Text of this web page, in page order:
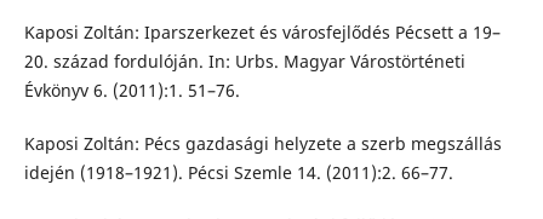
Kaposi Zoltán: Iparszerkezet és városfejlődés Pécsett a 19–
20. század fordulóján. In: Urbs. Magyar Várostörténeti
Évkönyv 6. (2011):1. 51–76.
Kaposi Zoltán: Pécs gazdasági helyzete a szerb megszállás
idején (1918–1921). Pécsi Szemle 14. (2011):2. 66–77.